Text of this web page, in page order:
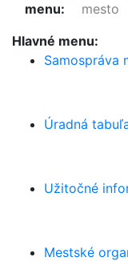
menu:
mesto
Hlavné menu:
Samospráva
Úradná
Užitočné
Mestské